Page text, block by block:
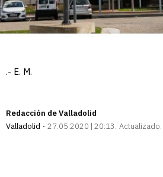
.- E. M.
Redacción de Valladolid
Valladolid
27.05.2020 | 20:13 Actualizado: